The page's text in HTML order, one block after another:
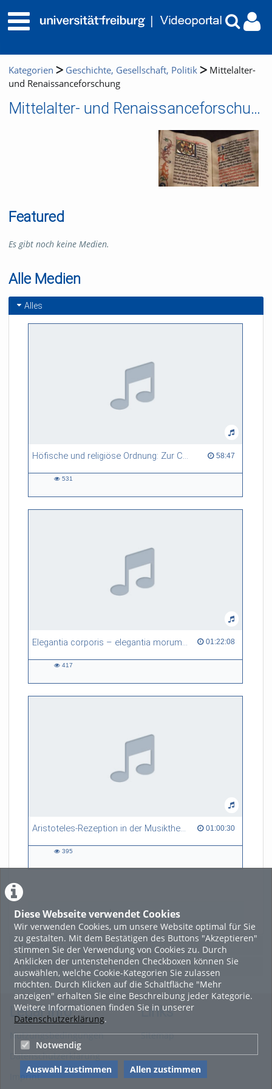
Diese Webseite verwendet Cookies
Wir verwenden Cookies, um unsere Website optimal für Sie
zu gestalten. Mit dem Bestätigen des Buttons "Akzeptieren"
stimmen Sie der Verwendung von Cookies zu. Durch
Anklicken der untenstehenden Checkboxen können Sie
auswählen, welche Cookie-Kategorien Sie zulassen
möchten. Durch Klicken auf die Schaltfläche "Mehr
anzeigen" erhalten Sie eine Beschreibung jeder Kategorie.
Weitere Informationen finden Sie in unserer
Datenschutzerklärung.
Notwendig
Auswahl zustimmen Allen zustimmen
Kategorien Geschichte, Gesellschaft, Politik
Mittelalter-
und Renaissanceforschung
Mittelalter- und Renaissanceforschung
Featured
Es gibt noch keine Medien.
Alle Medien
Alles
Höfische und religiöse Ordnung: Zur Christophorus-Legende 58:47
58:47 duration
531
Elegantia corporis – elegantia morum. Habitus und Hof von den Karolingern bis zur höfischen Kultur um 1200 01:22:08
01:22:08 duration
417
Aristoteles-Rezeption in der Musiktheorie Marchettos da Padova (um 1300) 01:00:30
01:00:30 duration
395
LADE MEHR
Featured
Beliebtheit
Legal Info
Nutzungsbedingungen
Datenschutzerklärung
Imprint
Links
Sitemap